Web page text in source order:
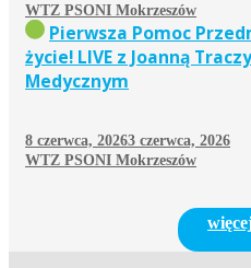
WTZ PSONI Mokrzeszów
Pierwsza Pomoc
życie! LIVE z Joanną
Medycznym
8 czerwca, 20263 czerwca, 2026
WTZ PSONI Mokrzeszów